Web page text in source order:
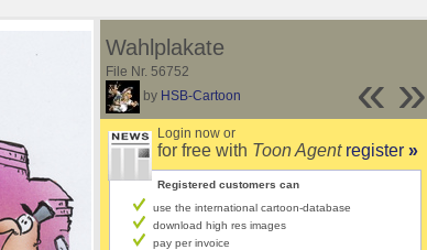
»
«
Wahlplakate
File Nr. 56752
by HSB-Cartoon
Login now or
for free with Toon Agent register »
Registered customers can
use the international cartoon-database
download high res images
pay per invoice